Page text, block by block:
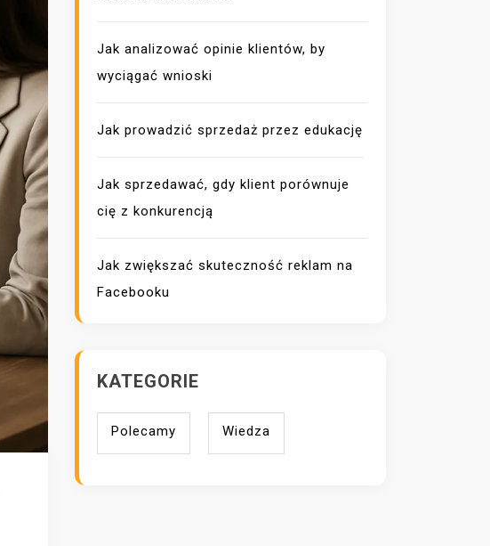
Jak analizować opinie klientów, by
wyciągać wnioski
Jak prowadzić sprzedaż przez edukację
Jak sprzedawać, gdy klient porównuje
cię z konkurencją
Jak zwiększać skuteczność reklam na
Facebooku
KATEGORIE
Polecamy Wiedza